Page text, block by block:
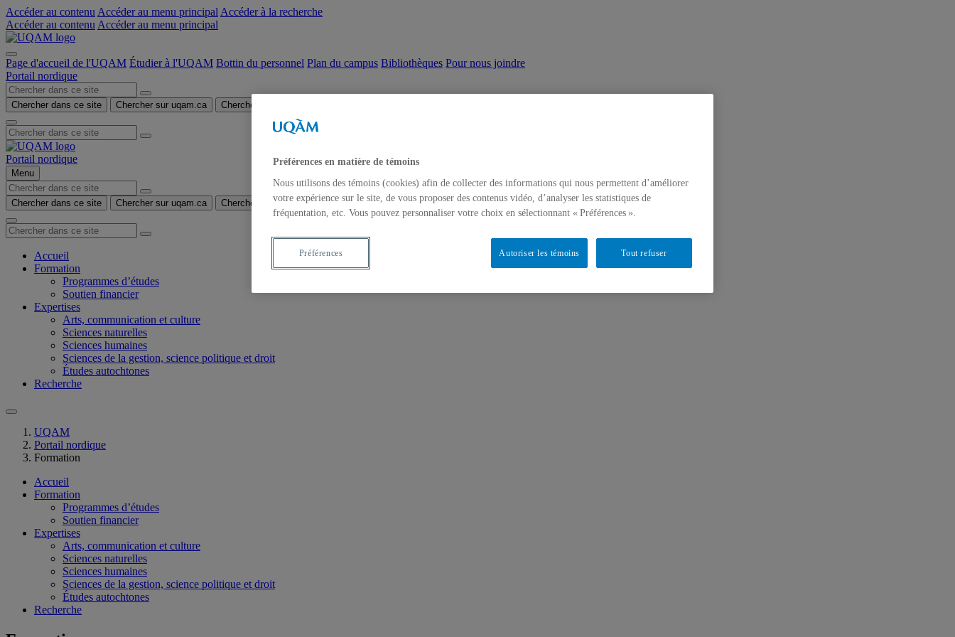
Accéder au contenu Accéder au menu principal Accéder à la recherche
Accéder au contenu Accéder au menu principal
Page d'accueil de l'UQAM Étudier à l'UQAM Bottin du personnel Plan du campus Bibliothèques Pour nous joindre
Portail nordique
Chercher dans ce site Chercher sur uqam.ca Chercher sur le web
Portail nordique
Menu
Chercher dans ce site Chercher sur uqam.ca Chercher sur le web
Accueil
Formation
Programmes d’études
Soutien financier
Expertises
Arts, communication et culture
Sciences naturelles
Sciences humaines
Sciences de la gestion, science politique et droit
Études autochtones
Recherche
UQAM
Portail nordique
Formation
Accueil
Formation
Programmes d’études
Soutien financier
Expertises
Arts, communication et culture
Sciences naturelles
Sciences humaines
Sciences de la gestion, science politique et droit
Études autochtones
Recherche
Préférences en matière de témoins
Nous utilisons des témoins (cookies) afin de collecter des informations qui nous permettent d’améliorer
votre expérience sur le site, de vous proposer des contenus vidéo, d’analyser les statistiques de
fréquentation, etc. Vous pouvez personnaliser votre choix en sélectionnant « Préférences ».
Tout refuser
Autoriser les témoins
Préférences